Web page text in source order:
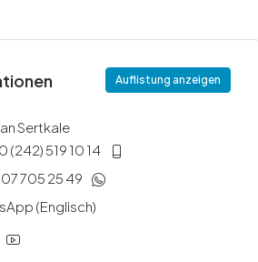
Auflistung anzeigen
Sertkale
(242) 519 10 14
705 25 49
(Englisch)